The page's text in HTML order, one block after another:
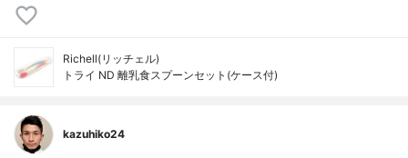
Richell(リッチェル)
トライ ND 離乳食スプーンセット(ケース付)
kazuhiko24